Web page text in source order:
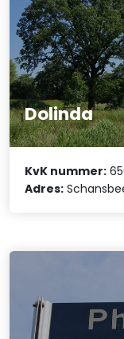
Dolinda
KvK nummer:
Adres: